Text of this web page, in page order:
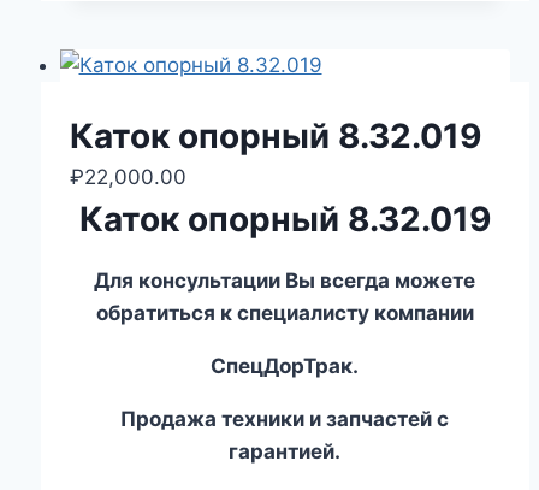
Каток опорный 8.32.019
₽22,000.00
Каток опорный 8.32.019
Для консультации Вы всегда можете
обратиться к специалисту компании
СпецДорТрак.
Продажа техники и запчастей с
гарантией.